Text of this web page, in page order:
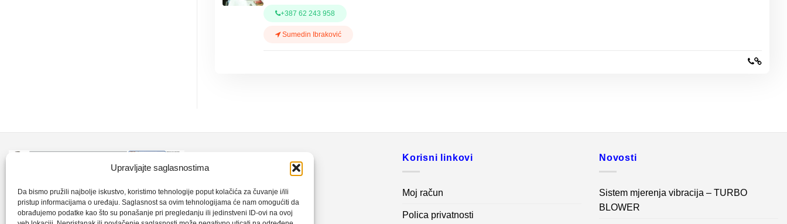
Upravljajte saglasnostima
Da bismo pružili najbolje iskustvo, koristimo tehnologije poput kolačića za čuvanje i/ili
pristup informacijama o uređaju. Saglasnost sa ovim tehnologijama će nam omogućiti da
obrađujemo podatke kao što su ponašanje pri pregledanju ili jedinstveni ID-ovi na ovoj
+387 62 243 958
Sumedin Ibraković
CLK-Interpromet d.o.o. posluje u sastavu
grupe SKF distributera od 1996. godine,
gdje s ponosom mozemo reci da smo
+387 35 720 560
clkm@bih.net.ba
Korisni linkovi
Moj račun
Polica privatnosti
Novosti
Sistem mjerenja vibracija – TURBO
BLOWER